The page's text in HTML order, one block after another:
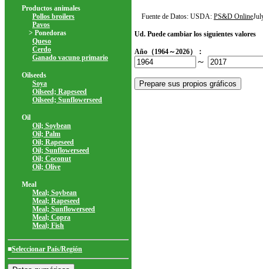
Productos animales
Pollos broilers
Pavos
> Ponedoras
Queso
Cerdo
Ganado vacuno primario
Oilseeds
Soya
Oilseed; Rapeseed
Oilseed; Sunflowerseed
Oil
Oil; Soybean
Oil; Palm
Oil; Rapeseed
Oil; Sunflowerseed
Oil; Coconut
Oil; Olive
Meal
Meal; Soybean
Meal; Rapeseed
Meal; Sunflowerseed
Meal; Copra
Meal; Fish
■Seleccionar País/Región
Fuente de Datos: USDA: PS&D Online
Ud. Puede cambiar los siguientes valores
Año（1964～2026）：
～